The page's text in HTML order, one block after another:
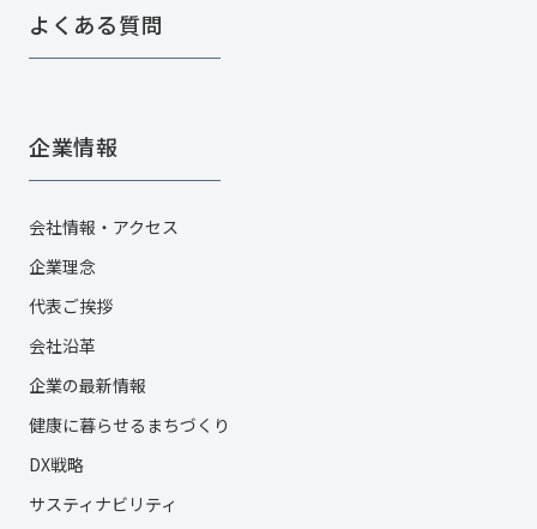
よくある質問
企業情報
会社情報・アクセス
企業理念
代表ご挨拶
会社沿革
企業の最新情報
健康に暮らせるまちづくり
DX戦略
サスティナビリティ